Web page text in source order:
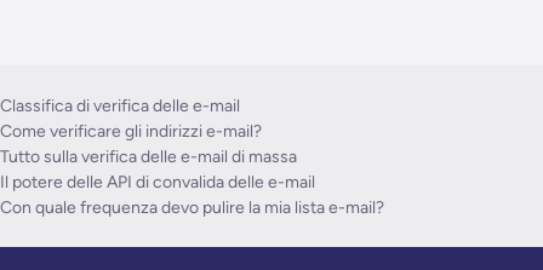
Classifica di verifica delle e-mail
Come verificare gli indirizzi e-mail?
Tutto sulla verifica delle e-mail di massa
Il potere delle API di convalida delle e-mail
Con quale frequenza devo pulire la mia lista e-mail?